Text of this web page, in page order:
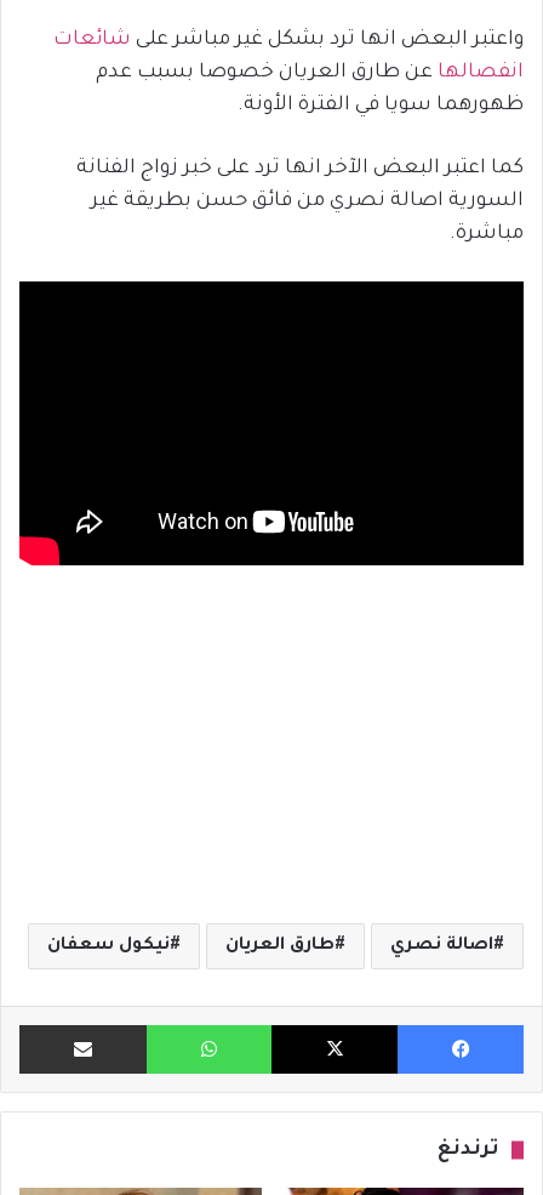
واعتبر البعض انها ترد بشكل غير مباشر على شائعات
انفصالها عن طارق العريان خصوصا بسبب عدم
ظهورهما سويا في الفترة الأونة.
كما اعتبر البعض الآخر انها ترد على خبر زواج الفنانة
السورية اصالة نصري من فائق حسن بطريقة غير
مباشرة.
اصالة نصري طارق العريان نيكول سعفان
فيسبوك X واتساب مشاركة
ترندنغ